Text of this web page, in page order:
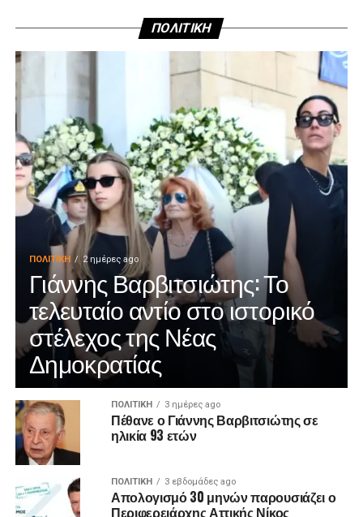
ΠΟΛΙΤΙΚΗ
ΠΟΛΙΤΙΚΉ 2 ημέρες ago
Γιάννης Βαρβιτσιώτης: Το
τελευταίο αντίο στο ιστορικό
στέλεχος της Νέας
Δημοκρατίας
ΠΟΛΙΤΙΚΉ 3 ημέρες ago
Πέθανε ο Γιάννης Βαρβιτσιώτης σε
ηλικία 93 ετών
ΠΟΛΙΤΙΚΉ 3 εβδομάδες ago
Απολογισμό 30 μηνών παρουσιάζει ο
Περιφερειάρχης Αττικής Νίκος